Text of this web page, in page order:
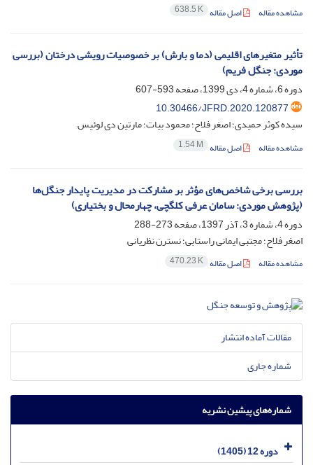
مشاهده مقاله اصل مقاله 638.5 K
تأثیر متغیرهای اقلیمی (دما و بارش) بر خصوصیات رویشی درختان (بررسی
موردی: جنگل فریم)
دوره 6، شماره 4، دی 1399، صفحه
593-607
10.30466/JFRD.2020.120877
سیده کوثر حمیدی؛ اصغر فلاح؛ محمود بیات؛ مارتین دی لوئیس
مشاهده مقاله اصل مقاله 1.54 M
بررسی برخی شاخص‌های مؤثر بر مشارکت در مدیریت پایدار جنگل‌ها
(پژوهش موردی: سامان عرفی کلگچی، چهارمحال و بختیاری)
دوره 4، شماره 3، آذر 1397، صفحه
273-288
اصغر فلاح؛ مجتبی ایمانی راستابی؛ نسترن نظریانی
مشاهده مقاله اصل مقاله 470.23 K
مقالات آماده انتشار
شماره جاری
شماره‌های پیشین نشریه
دوره 12 (1405)